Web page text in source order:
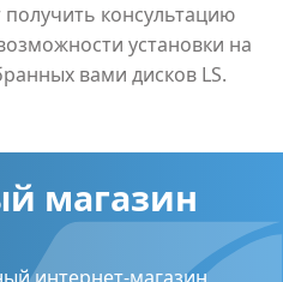
получить консультацию
установки на
вами дисков LS.
магазин